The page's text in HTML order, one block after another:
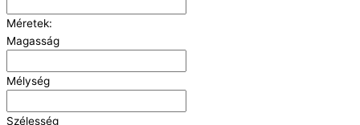
Méretek:
Magasság
Mélység
Szélesség